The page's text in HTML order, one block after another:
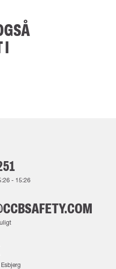
I
- 15:26